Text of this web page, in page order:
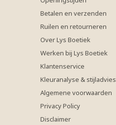
Betalen en verzenden
Ruilen en retourneren
Over Lys Boetiek
Werken bij Lys Boetiek
Klantenservice
Kleuranalyse & stijladvies
Algemene voorwaarden
Privacy Policy
Disclaimer